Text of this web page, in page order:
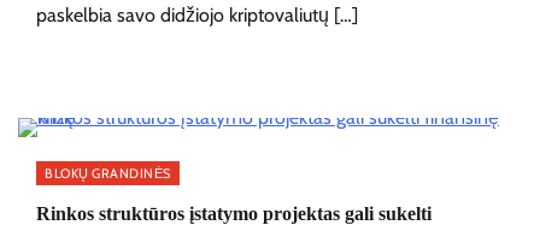
paskelbia savo didžiojo kriptovaliutų […]
BLOKŲ GRANDINĖS
Rinkos struktūros įstatymo projektas gali sukelti